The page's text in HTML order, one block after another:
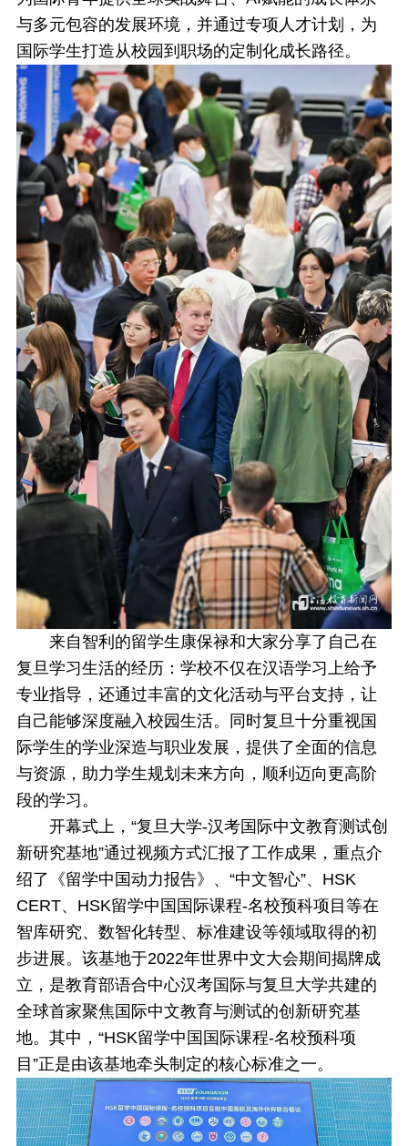
与多元包容的发展环境，并通过专项人才计划，为
国际学生打造从校园到职场的定制化成长路径。
来自智利的留学生康保禄和大家分享了自己在
复旦学习生活的经历：学校不仅在汉语学习上给予
专业指导，还通过丰富的文化活动与平台支持，让
自己能够深度融入校园生活。同时复旦十分重视国
际学生的学业深造与职业发展，提供了全面的信息
与资源，助力学生规划未来方向，顺利迈向更高阶
段的学习。
开幕式上，“复旦大学-汉考国际中文教育测试创
新研究基地”通过视频方式汇报了工作成果，重点介
绍了《留学中国动力报告》、“中文智心”、HSK
CERT、HSK留学中国国际课程-名校预科项目等在
智库研究、数智化转型、标准建设等领域取得的初
步进展。该基地于2022年世界中文大会期间揭牌成
立，是教育部语合中心汉考国际与复旦大学共建的
全球首家聚焦国际中文教育与测试的创新研究基
地。其中，“HSK留学中国国际课程-名校预科项
目”正是由该基地牵头制定的核心标准之一。